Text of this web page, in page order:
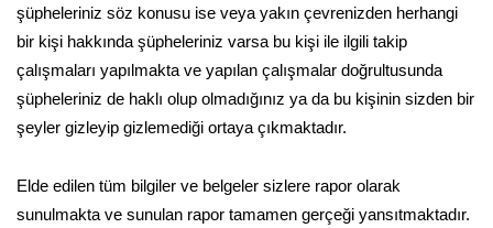
şüpheleriniz söz konusu ise veya yakın çevrenizden herhangi
bir kişi hakkında şüpheleriniz varsa bu kişi ile ilgili takip
çalışmaları yapılmakta ve yapılan çalışmalar doğrultusunda
şüpheleriniz de haklı olup olmadığınız ya da bu kişinin sizden bir
şeyler gizleyip gizlemediği ortaya çıkmaktadır.
Elde edilen tüm bilgiler ve belgeler sizlere rapor olarak
sunulmakta ve sunulan rapor tamamen gerçeği yansıtmaktadır.